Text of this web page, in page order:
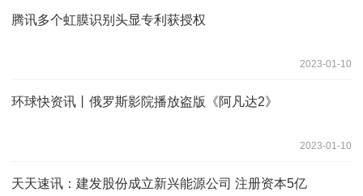
腾讯多个虹膜识别头显专利获授权
2023-01-10
环球快资讯丨俄罗斯影院播放盗版《阿凡达2》
2023-01-10
天天速讯：建发股份成立新兴能源公司 注册资本5亿